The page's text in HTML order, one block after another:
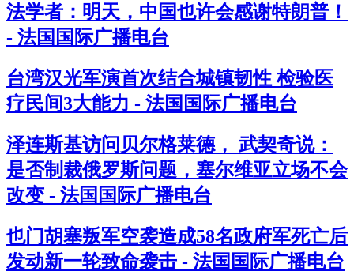
法学者：明天，中国也许会感谢特朗普！
- 法国国际广播电台
台湾汉光军演首次结合城镇韧性 检验医
疗民间3大能力 - 法国国际广播电台
泽连斯基访问贝尔格莱德， 武契奇说：
是否制裁俄罗斯问题，塞尔维亚立场不会
改变 - 法国国际广播电台
也门胡塞叛军空袭造成58名政府军死亡后
发动新一轮致命袭击 - 法国国际广播电台